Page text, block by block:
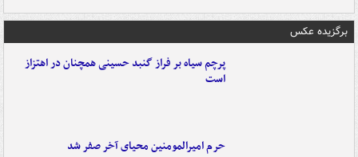
برگزیده عکس
پرچم سیاه بر فراز گنبد حسینی همچنان در اهتزاز
است
حرم امیرالمومنین محیای آخر صفر شد